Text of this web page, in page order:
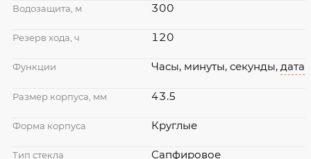
Водозащита, м 300
Резерв хода, ч 120
Функции Часы, минуты, секунды, дата
Размер корпуса, мм 43.5
Форма корпуса Круглые
Тип стекла Сапфировое